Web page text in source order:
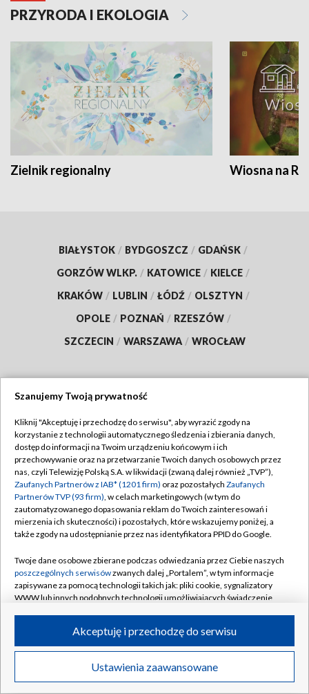
PRZYRODA I EKOLOGIA
Zielnik regionalny Wiosna na
BIAŁYSTOK / BYDGOSZCZ / GDAŃSK /
GORZÓW WLKP. / KATOWICE / KIELCE /
KRAKÓW / LUBLIN / ŁÓDŹ / OLSZTYN /
OPOLE / POZNAŃ / RZESZÓW /
SZCZECIN / WARSZAWA / WROCŁAW
TVP
Abonament TVP
Emisja w TVP
Centrum informacji TVP
Naziemna Telewizja Cyfrowa
Rada Programowa
System NOS
Informacje o nadawcy
Program dla prasy
Ogłoszenie przetargowe
Regulamin TVP
Polityka prywatności
Moje zgody
Pomoc
Kontakt
Kanały
©2026 Telewizja Polska S.A. w likwidacji
Szanujemy Twoją prywatność
Kliknij "Akceptuję i przechodzę do serwisu", aby wyrazić zgody na
korzystanie z technologii automatycznego śledzenia i zbierania danych,
dostęp do informacji na Twoim urządzeniu końcowym i ich
przechowywanie oraz na przetwarzanie Twoich danych osobowych przez
nas, czyli Telewizję Polską S.A. w likwidacji (zwaną dalej również „TVP”),
Zaufanych Partnerów z IAB* (1201 firm) oraz pozostałych Zaufanych
Partnerów TVP (93 firm), w celach marketingowych (w tym do
zautomatyzowanego dopasowania reklam do Twoich zainteresowań i
mierzenia ich skuteczności) i pozostałych, które wskazujemy poniżej, a
także zgody na udostępnianie przez nas identyfikatora PPID do Google.
Twoje dane osobowe zbierane podczas odwiedzania przez Ciebie naszych
poszczególnych serwisówzwanych dalej „Portalem”, w tym informacje
zapisywane za pomocą technologii takich jak: pliki cookie, sygnalizatory
WWW lub innych podobnych technologii umożliwiających świadczenie
ruchu w Internecie.
Twoje dane osobowe zbierane podczas odwiedzania przez Ciebie
poszczególnych serwisówna Portalu, takie jak adresy IP, identyfikatory
Ustawienia zaawansowane
Akceptuję i przechodzę do serwisu